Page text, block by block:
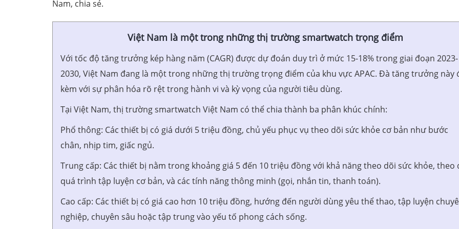
Nam, chia sẻ.
Việt Nam là một trong những thị trường smartwatch trọng điểm
Với tốc độ tăng trưởng kép hàng năm (CAGR) được dự đoán duy trì ở mức 15-18% trong giai đoạn 2023-
2030, Việt Nam đang là một trong những thị trường trọng điểm của khu vực APAC. Đà tăng trưởng này
kèm với sự phân hóa rõ rệt trong hành vi và kỳ vọng của người tiêu dùng.
Tại Việt Nam, thị trường smartwatch Việt Nam có thể chia thành ba phân khúc chính:
Phổ thông: Các thiết bị có giá dưới 5 triệu đồng, chủ yếu phục vụ theo dõi sức khỏe cơ bản như bước
chân, nhịp tim, giấc ngủ.
Trung cấp: Các thiết bị nằm trong khoảng giá 5 đến 10 triệu đồng với khả năng theo dõi sức khỏe, theo
quá trình tập luyện cơ bản, và các tính năng thông minh (gọi, nhắn tin, thanh toán).
Cao cấp: Các thiết bị có giá cao hơn 10 triệu đồng, hướng đến người dùng yêu thể thao, tập luyện
nghiệp, chuyên sâu hoặc tập trung vào yếu tố phong cách sống.